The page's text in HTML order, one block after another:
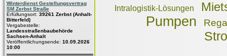
Winterdienst Gestellungsvertrag
SM Zerbst Straße
Erfüllungsort: 39261 Zerbst (Anhalt-
Bitterfeld)
Vergabestelle:
Landesstraßenbaubehörde
Sachsen-Anhalt
Veröffentlichungsende: 10.09.2026
10:00
Intralogistik-Lösungen
Pumpen